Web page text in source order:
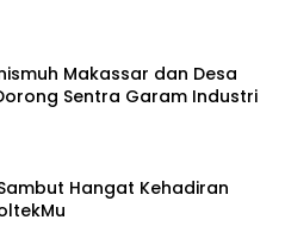
Makassar dan Desa
Sentra Garam Industri
Hangat Kehadiran